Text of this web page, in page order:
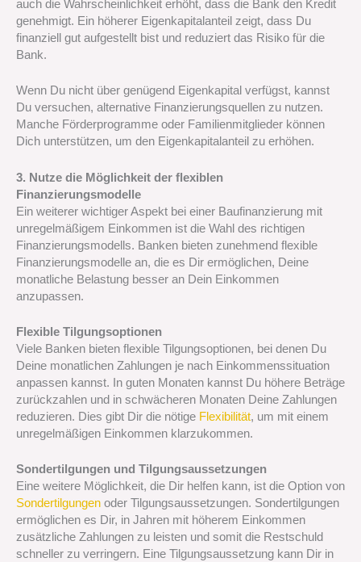
auch die Wahrscheinlichkeit erhöht, dass die Bank den Kredit
genehmigt. Ein höherer Eigenkapitalanteil zeigt, dass Du
finanziell gut aufgestellt bist und reduziert das Risiko für die
Bank.
Wenn Du nicht über genügend Eigenkapital verfügst, kannst
Du versuchen, alternative Finanzierungsquellen zu nutzen.
Manche Förderprogramme oder Familienmitglieder können
Dich unterstützen, um den Eigenkapitalanteil zu erhöhen.
3. Nutze die Möglichkeit der flexiblen
Finanzierungsmodelle
Ein weiterer wichtiger Aspekt bei einer Baufinanzierung mit
unregelmäßigem Einkommen ist die Wahl des richtigen
Finanzierungsmodells. Banken bieten zunehmend flexible
Finanzierungsmodelle an, die es Dir ermöglichen, Deine
monatliche Belastung besser an Dein Einkommen
anzupassen.
Flexible Tilgungsoptionen
Viele Banken bieten flexible Tilgungsoptionen, bei denen Du
Deine monatlichen Zahlungen je nach Einkommenssituation
anpassen kannst. In guten Monaten kannst Du höhere Beträge
zurückzahlen und in schwächeren Monaten Deine Zahlungen
reduzieren. Dies gibt Dir die nötige Flexibilität, um mit einem
unregelmäßigen Einkommen klarzukommen.
Sondertilgungen und Tilgungsaussetzungen
Eine weitere Möglichkeit, die Dir helfen kann, ist die Option von
Sondertilgungen oder Tilgungsaussetzungen. Sondertilgungen
ermöglichen es Dir, in Jahren mit höherem Einkommen
zusätzliche Zahlungen zu leisten und somit die Restschuld
schneller zu verringern. Eine Tilgungsaussetzung kann Dir in